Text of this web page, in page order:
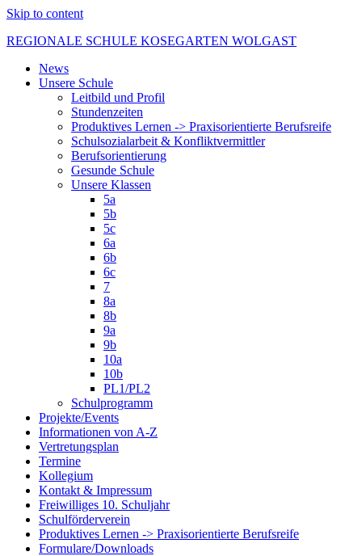
Skip to content
REGIONALE SCHULE KOSEGARTEN WOLGAST
News
Unsere Schule
Leitbild und Profil
Stundenzeiten
Produktives Lernen -> Praxisorientierte Berufsreife
Schulsozialarbeit & Konfliktvermittler
Berufsorientierung
Gesunde Schule
Unsere Klassen
5a
5b
5c
6a
6b
6c
7
8a
8b
9a
9b
10a
10b
PL1/PL2
Schulprogramm
Projekte/Events
Informationen von A-Z
Vertretungsplan
Termine
Kollegium
Kontakt & Impressum
Freiwilliges 10. Schuljahr
Schulförderverein
Produktives Lernen -> Praxisorientierte Berufsreife
Formulare/Downloads